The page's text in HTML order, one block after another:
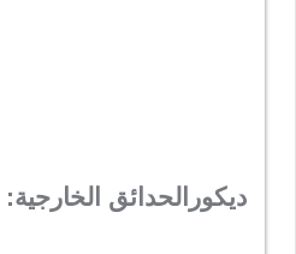
ديكورالحدائق